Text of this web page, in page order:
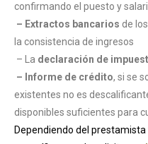
confirmando el puesto y
– Extractos bancarios de
la consistencia de ingresos
– La declaración de
– Informe de crédito, si se
existentes no es
disponibles suficientes para
Dependiendo del